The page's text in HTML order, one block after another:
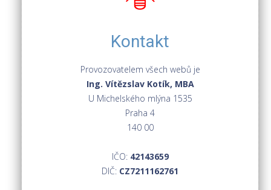
Kontakt
Provozovatelem všech webů je
Ing. Vítězslav Kotík, MBA
U Michelského mlýna 1535
Praha 4
140 00
IČO: 42143659
DIČ: CZ7211162761